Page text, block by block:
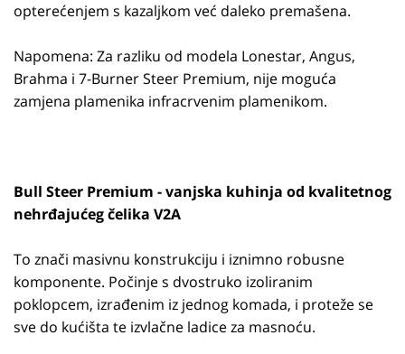
opterećenjem s kazaljkom već daleko premašena.
Napomena: Za razliku od modela Lonestar, Angus,
Brahma i 7-Burner Steer Premium, nije moguća
zamjena plamenika infracrvenim plamenikom.
Bull Steer Premium - vanjska kuhinja od kvalitetnog
nehrđajućeg čelika V2A
To znači masivnu konstrukciju i iznimno robusne
komponente. Počinje s dvostruko izoliranim
poklopcem, izrađenim iz jednog komada, i proteže se
sve do kućišta te izvlačne ladice za masnoću.